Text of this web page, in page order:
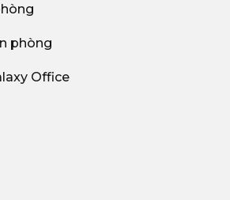
phòng
Office